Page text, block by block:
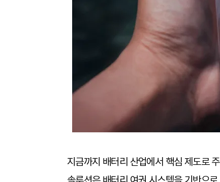
지금까지 배터리 산업에서 핵심 제도로